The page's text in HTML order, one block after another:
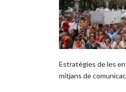
Estratègies de les
mitjans de